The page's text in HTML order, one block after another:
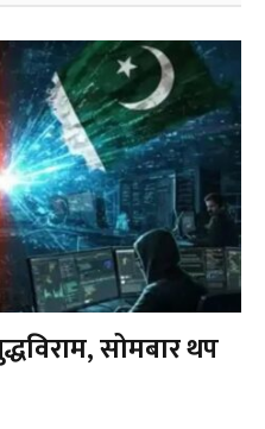
सोमबार थप